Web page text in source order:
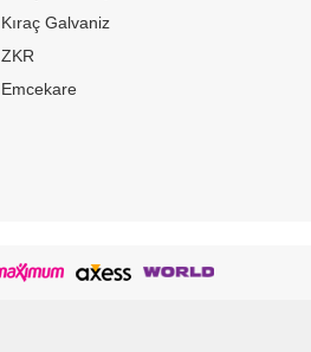
Kıraç Galvaniz
ZKR
Emcekare